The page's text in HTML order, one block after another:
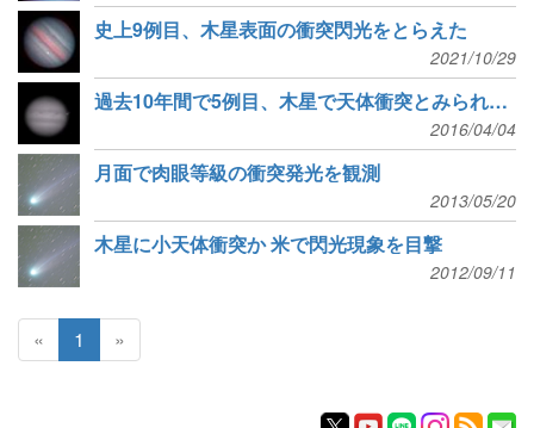
史上9例目、木星表面の衝突閃光をとらえた
2021/10/29
過去10年間で5例目、木星で天体衝突とみられる閃光現象
2016/04/04
月面で肉眼等級の衝突発光を観測
2013/05/20
木星に小天体衝突か 米で閃光現象を目撃
2012/09/11
« 1 »